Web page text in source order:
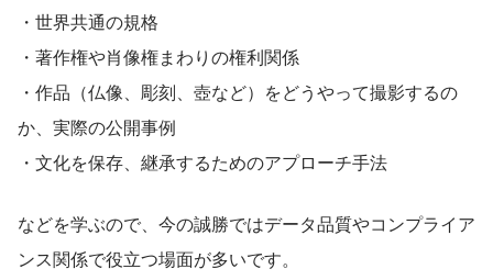
・世界共通の規格
・著作権や肖像権まわりの権利関係
・作品（仏像、彫刻、壺など）をどうやって撮影するの
か、実際の公開事例
・文化を保存、継承するためのアプローチ手法
などを学ぶので、今の誠勝ではデータ品質やコンプライア
ンス関係で役立つ場面が多いです。